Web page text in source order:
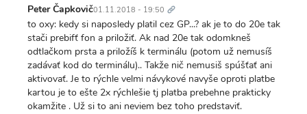
Peter Čapkovič01.11.2018 - 19:50 odkaz
to oxy: kedy si naposledy platil cez GP...? ak je to do 20e tak
stači prebifť fon a priložiť. Ak nad 20e tak odomkneš
odtlačkom prsta a priložíš k terminálu (potom už nemusíš
zadávať kod do terminálu).. Takže nič nemusiš spúšťať ani
aktivovať. Je to rýchle velmi návykové navyše oproti platbe
kartou je to ešte 2x rýchlešie tj platba prebehne prakticky
okamžite . Už si to ani neviem bez toho predstaviť.